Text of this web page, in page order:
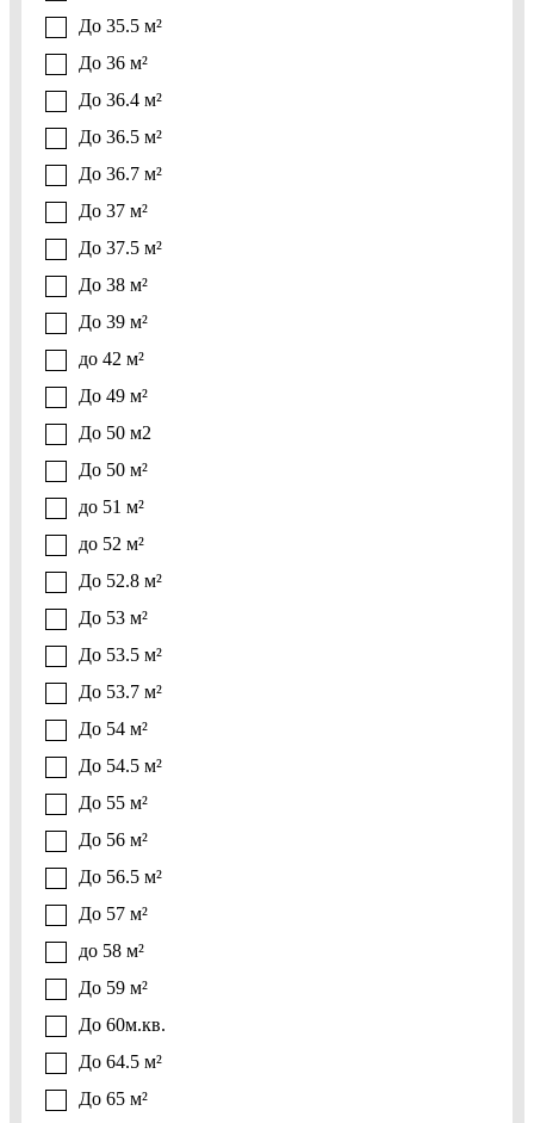
До 35.5 м²
До 36 м²
До 36.4 м²
До 36.5 м²
До 36.7 м²
До 37 м²
До 37.5 м²
До 38 м²
До 39 м²
до 42 м²
До 49 м²
До 50 м2
До 50 м²
до 51 м²
до 52 м²
До 52.8 м²
До 53 м²
До 53.5 м²
До 53.7 м²
До 54 м²
До 54.5 м²
До 55 м²
До 56 м²
До 56.5 м²
До 57 м²
до 58 м²
До 59 м²
До 60м.кв.
До 64.5 м²
До 65 м²